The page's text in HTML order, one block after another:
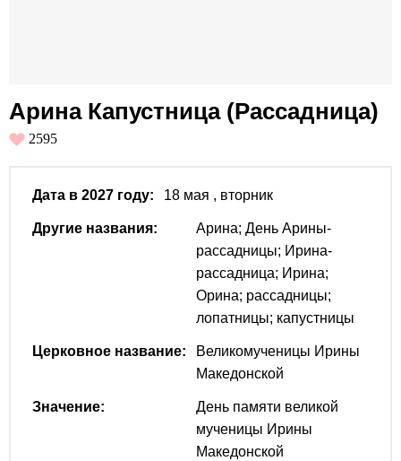
Арина Капустница (Рассадница)
2595
Дата в 2027 году: 18 мая , вторник
Другие названия:
Арина; День Арины-
рассадницы; Ирина-
рассадница; Ирина;
Орина; рассадницы;
лопатницы; капустницы
Церковное название:
Великомученицы Ирины
Македонской
Значение:
День памяти великой
мученицы Ирины
Македонской